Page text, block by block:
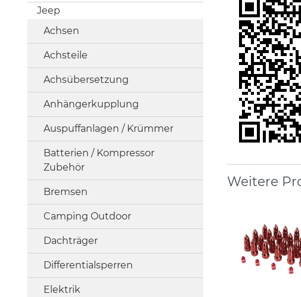
Jeep
Achsen
Achsteile
Achsübersetzung
Anhängerkupplung
Auspuffanlagen / Krümmer
Batterien / Kompressor
Zubehör
Bremsen
Camping Outdoor
Dachträger
Differentialsperren
Elektrik
Weitere